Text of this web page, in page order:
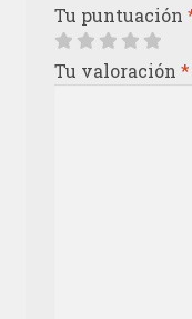
Tu puntuación
Tu valoración *